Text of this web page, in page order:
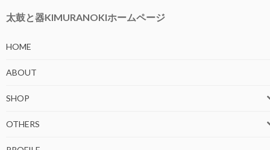
太鼓と器KIMURANOKIホームページ
HOME
ABOUT
SHOP
OTHERS